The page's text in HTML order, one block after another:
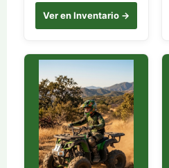
Ver en Inventario →